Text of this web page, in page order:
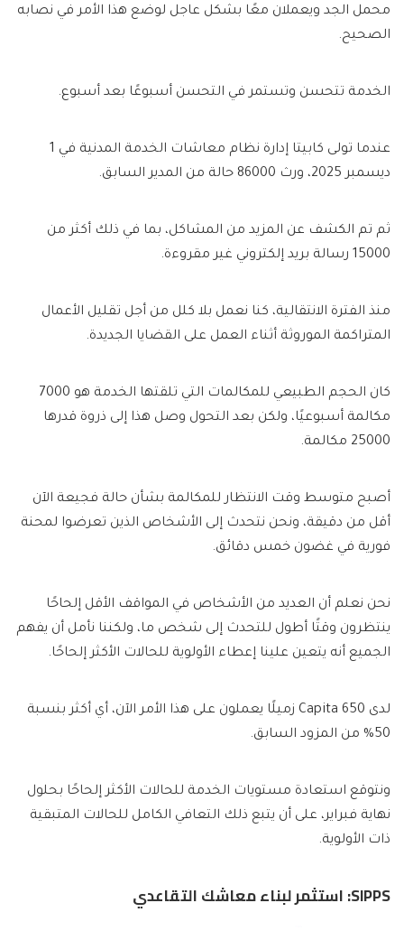
محمل الجد ويعملان معًا بشكل عاجل لوضع هذا الأمر في نصابه
الصحيح.
الخدمة تتحسن وتستمر في التحسن أسبوعًا بعد أسبوع.
عندما تولى كابيتا إدارة نظام معاشات الخدمة المدنية في 1
ديسمبر 2025، ورث 86000 حالة من المدير السابق.
ثم تم الكشف عن المزيد من المشاكل، بما في ذلك أكثر من
15000 رسالة بريد إلكتروني غير مقروءة.
منذ الفترة الانتقالية، كنا نعمل بلا كلل من أجل تقليل الأعمال
المتراكمة الموروثة أثناء العمل على القضايا الجديدة.
كان الحجم الطبيعي للمكالمات التي تلقتها الخدمة هو 7000
مكالمة أسبوعيًا، ولكن بعد التحول وصل هذا إلى ذروة قدرها
25000 مكالمة.
أصبح متوسط ​​وقت الانتظار للمكالمة بشأن حالة فجيعة الآن
أقل من دقيقة، ونحن نتحدث إلى الأشخاص الذين تعرضوا لمحنة
فورية في غضون خمس دقائق.
نحن نعلم أن العديد من الأشخاص في المواقف الأقل إلحاحًا
ينتظرون وقتًا أطول للتحدث إلى شخص ما، ولكننا نأمل أن يفهم
الجميع أنه يتعين علينا إعطاء الأولوية للحالات الأكثر إلحاحًا.
لدى Capita 650 زميلًا يعملون على هذا الأمر الآن، أي أكثر بنسبة
50% من المزود السابق.
ونتوقع استعادة مستويات الخدمة للحالات الأكثر إلحاحًا بحلول
نهاية فبراير، على أن يتبع ذلك التعافي الكامل للحالات المتبقية
ذات الأولوية.
SIPPS: استثمر لبناء معاشك التقاعدي